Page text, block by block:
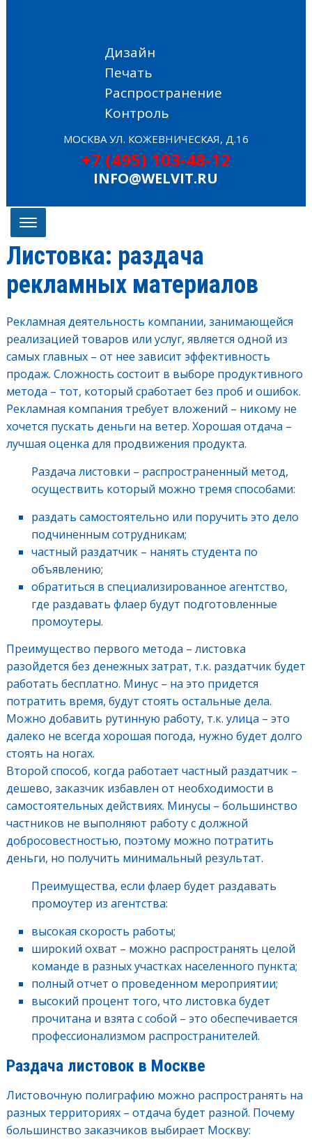
Дизайн
Печать
Распространение
Контроль
МОСКВА УЛ. КОЖЕВНИЧЕСКАЯ, Д.16
+7 (495) 103-48-12
INFO@WELVIT.RU
Листовка: раздача
рекламных материалов
Рекламная деятельность компании, занимающейся
реализацией товаров или услуг, является одной из
самых главных – от нее зависит эффективность
продаж. Сложность состоит в выборе продуктивного
метода – тот, который сработает без проб и ошибок.
Рекламная компания требует вложений – никому не
хочется пускать деньги на ветер. Хорошая отдача –
лучшая оценка для продвижения продукта.
Раздача листовки – распространенный метод,
осуществить который можно тремя способами:
раздать самостоятельно или поручить это дело
подчиненным сотрудникам;
частный раздатчик – нанять студента по
объявлению;
обратиться в специализированное агентство,
где раздавать флаер будут подготовленные
промоутеры.
Преимущество первого метода – листовка
разойдется без денежных затрат, т.к. раздатчик будет
работать бесплатно. Минус – на это придется
потратить время, будут стоять остальные дела.
Можно добавить рутинную работу, т.к. улица – это
далеко не всегда хорошая погода, нужно будет долго
стоять на ногах.
Второй способ, когда работает частный раздатчик –
дешево, заказчик избавлен от необходимости в
самостоятельных действиях. Минусы – большинство
частников не выполняют работу с должной
добросовестностью, поэтому можно потратить
деньги, но получить минимальный результат.
Преимущества, если флаер будет раздавать
промоутер из агентства:
высокая скорость работы;
широкий охват – можно распространять целой
команде в разных участках населенного пункта;
полный отчет о проведенном мероприятии;
высокий процент того, что листовка будет
прочитана и взята с собой – это обеспечивается
профессионализмом распространителей.
Раздача листовок в Москве
Листовочную полиграфию можно распространять на
разных территориях – отдача будет разной. Почему
большинство заказчиков выбирает Москву: